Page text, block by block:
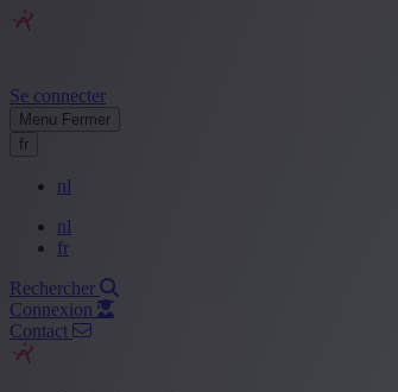
Se connecter
Menu Fermer
fr
nl
nl
fr
Rechercher
Connexion
Contact